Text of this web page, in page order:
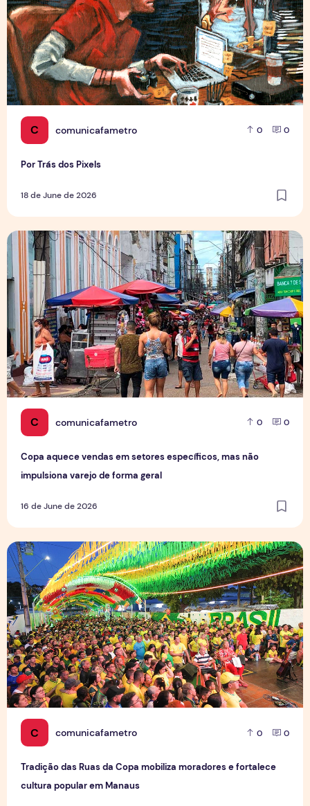
C comunicafametro 0 0
Por Trás dos Pixels
18 de June de 2026
C comunicafametro 0 0
Copa aquece vendas em setores específicos, mas não
impulsiona varejo de forma geral
16 de June de 2026
Copa aquece vendas em setores específicos, mas não
C comunicafametro 0 0
Tradição das Ruas da Copa mobiliza moradores e fortalece
cultura popular em Manaus
Tradição das Ruas da Copa mobiliza moradores e